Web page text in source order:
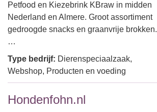
Petfood en Kiezebrink KBraw in midden
Nederland en Almere. Groot assortiment
gedroogde snacks en graanvrije brokken.
…
Type bedrijf: Dierenspeciaalzaak,
Webshop, Producten en voeding
Hondenfohn.nl